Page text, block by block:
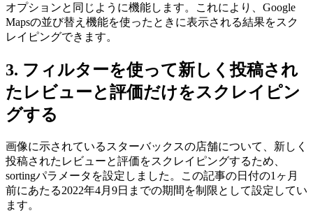
オプションと同じように機能します。これにより、Google
Mapsの並び替え機能を使ったときに表示される結果をスク
レイピングできます。
3. フィルターを使って新しく投稿され
たレビューと評価だけをスクレイピン
グする
画像に示されているスターバックスの店舗について、新しく
投稿されたレビューと評価をスクレイピングするため、
sortingパラメータを設定しました。この記事の日付の1ヶ月
前にあたる2022年4月9日までの期間を制限として設定してい
ます。